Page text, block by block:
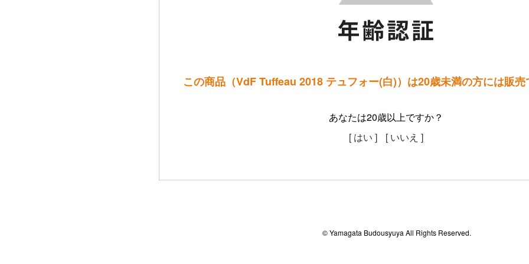
この商品（VdF Tuffeau 2018 テュフォー(白)）は20歳未満の方には販売
あなたは20歳以上ですか？
[ はい ]
[ いいえ ]
© Yamagata Budousyuya All Rights Reserved.